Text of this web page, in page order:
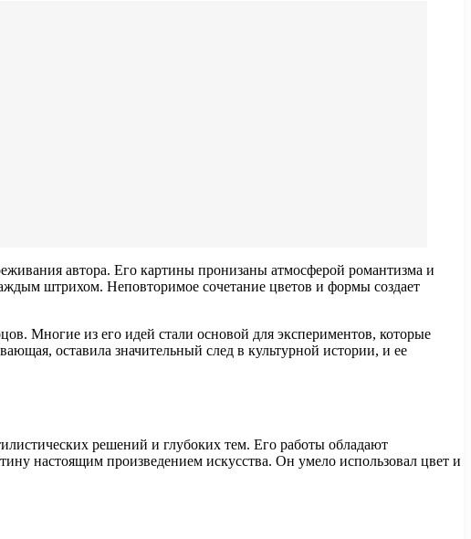
автора. Его картины пронизаны атмосферой романтизма и
штрихом. Неповторимое сочетание цветов и формы создает
Многие из его идей стали основой для экспериментов, которые
оставила значительный след в культурной истории, и ее
решений и глубоких тем. Его работы обладают
настоящим произведением искусства. Он умело использовал цвет и